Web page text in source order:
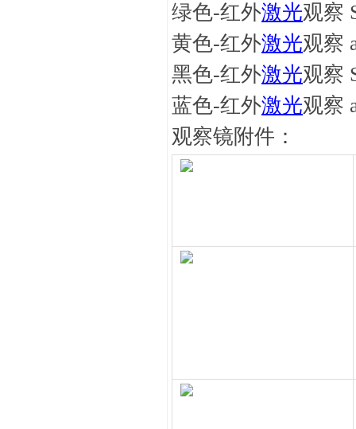
绿色-红外激光观察
黄色-红外激光观察
黑色-红外激光观察
蓝色-红外激光观察
观察镜附件：